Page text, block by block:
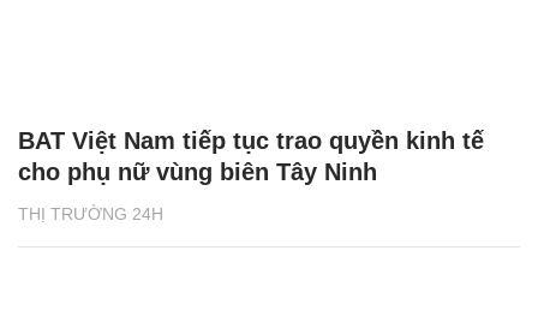
THỊ TRƯỜNG 24H
BAT Việt Nam tiếp tục trao quyền kinh tế
cho phụ nữ vùng biên Tây Ninh